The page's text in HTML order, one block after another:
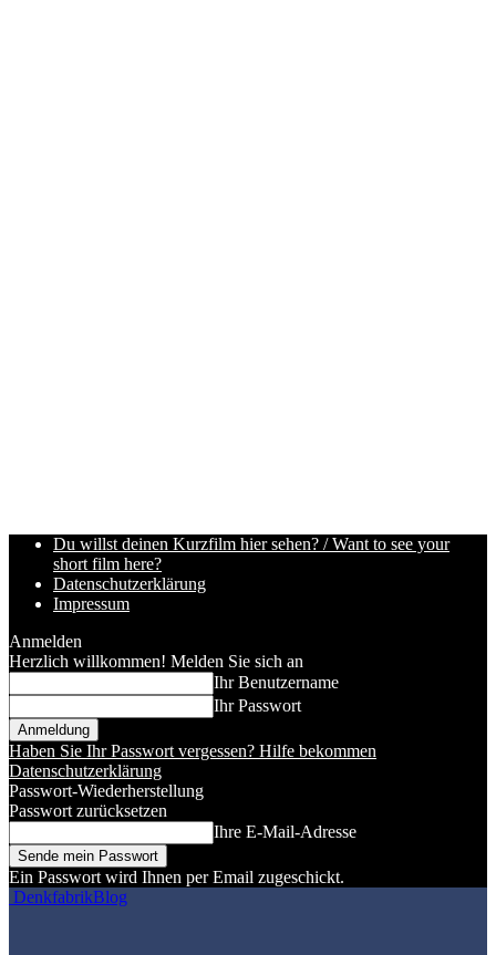
Du willst deinen Kurzfilm hier sehen? / Want to see your
short film here?
Datenschutzerklärung
Impressum
Anmelden
Herzlich willkommen! Melden Sie sich an
Ihr Benutzername
Ihr Passwort
Haben Sie Ihr Passwort vergessen? Hilfe bekommen
Datenschutzerklärung
Passwort-Wiederherstellung
Passwort zurücksetzen
Ihre E-Mail-Adresse
Ein Passwort wird Ihnen per Email zugeschickt.
DenkfabrikBlog